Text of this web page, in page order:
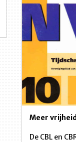
Meer
De CBL en